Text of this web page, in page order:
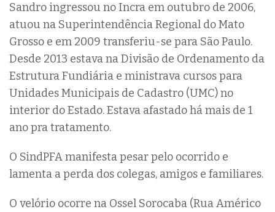
Sandro ingressou no Incra em outubro de 2006,
atuou na Superintendência Regional do Mato
Grosso e em 2009 transferiu-se para São Paulo.
Desde 2013 estava na Divisão de Ordenamento da
Estrutura Fundiária e ministrava cursos para
Unidades Municipais de Cadastro (UMC) no
interior do Estado. Estava afastado há mais de 1
ano pra tratamento.
O SindPFA manifesta pesar pelo ocorrido e
lamenta a perda dos colegas, amigos e familiares.
O velório ocorre na Ossel Sorocaba (Rua Américo